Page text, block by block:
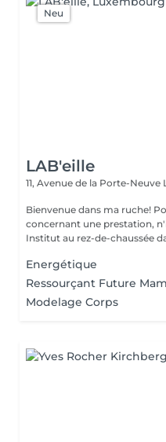
Neu
LAB'eille
11, Avenue de la Porte-Neuve
Bienvenue dans ma ruche!
concernant une prestation,
Institut au rez-de-chaussée
Energétique
Ressourçant Future
Modelage Corps